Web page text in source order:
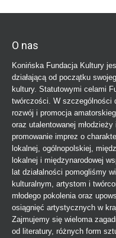
O nas
Konińska Fundacja Kultury
działającą od początku
kultury. Statutowymi celami
twórczości. W szczególności
rozwój i promocja
oraz utalentowanej
promowanie imprez o
lokalnej, ogólnopolskiej,
lokalnej i międzynarodowej
lat działalności pomogliśmy
kulturalnym, artystom i
młodego pokolenia oraz
osiągnięć artystycznych w
Zajmujemy się wieloma
od literatury, różnych form